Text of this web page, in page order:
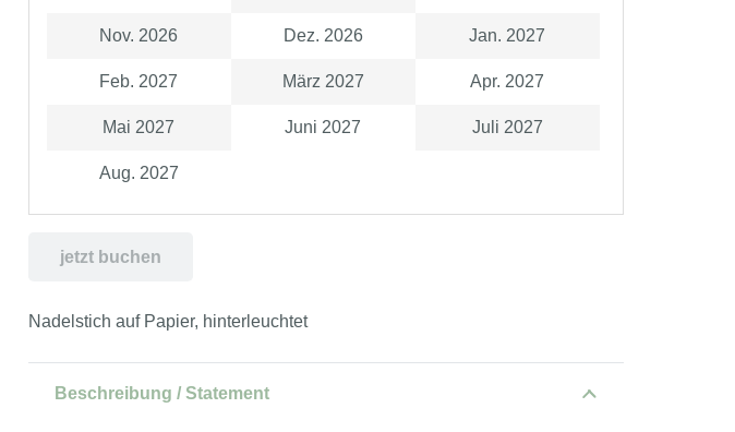
Nov. 2026 Dez. 2026 Jan. 2027
Feb. 2027 März 2027 Apr. 2027
Mai 2027 Juni 2027 Juli 2027
Aug. 2027
jetzt buchen
Nadelstich auf Papier, hinterleuchtet
Beschreibung / Statement